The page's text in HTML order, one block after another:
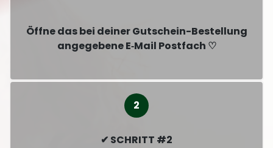
Öffne das bei deiner Gutschein-Bestellung
angegebene E‑Mail Postfach ♡
✔ SCHRITT #2